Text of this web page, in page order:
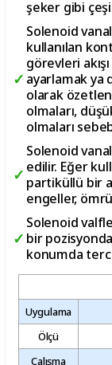
şeker gibi
Solenoid
kullanılan
görevleri
ayarlamak ya
olarak
olmaları,
olmaları
Solenoid
edilir. Eğer
partiküllü bir
engeller,
Solenoid
bir
konumda
Uygulama
Ölçü
Çalışma